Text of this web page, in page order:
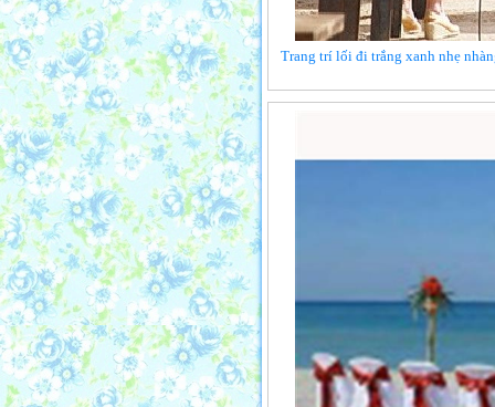
Trang trí lối đi trắng xanh nhẹ